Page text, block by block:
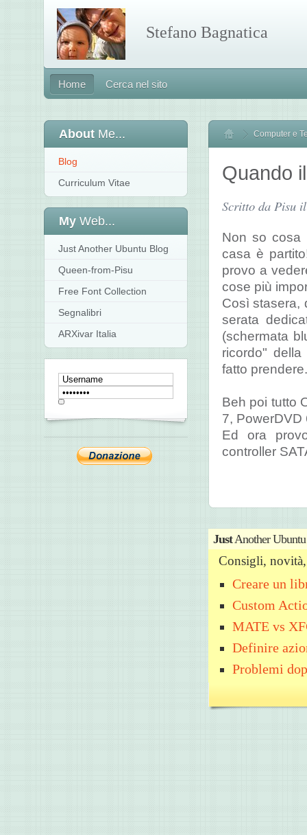
Stefano Bagnatica
Home Cerca nel sito
Home
Computer e
Quando
Scritto da Pisu
Non so cosa
casa è
provo a
cose più
Così stasera,
serata
(schermata
ricordo"
fatto prendere.
Beh poi tutto
7, PowerDVD
Ed ora
controller
JustAnother
Consigli,
Creare un
Custom
MATE vs
Definire
Problemi
About Me...
Blog
Curriculum Vitae
My Web...
Just Another Ubuntu Blog
Queen-from-Pisu
Free Font Collection
Segnalibri
ARXivar Italia